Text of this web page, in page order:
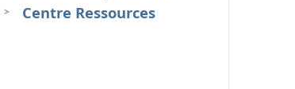
Centre Ressources